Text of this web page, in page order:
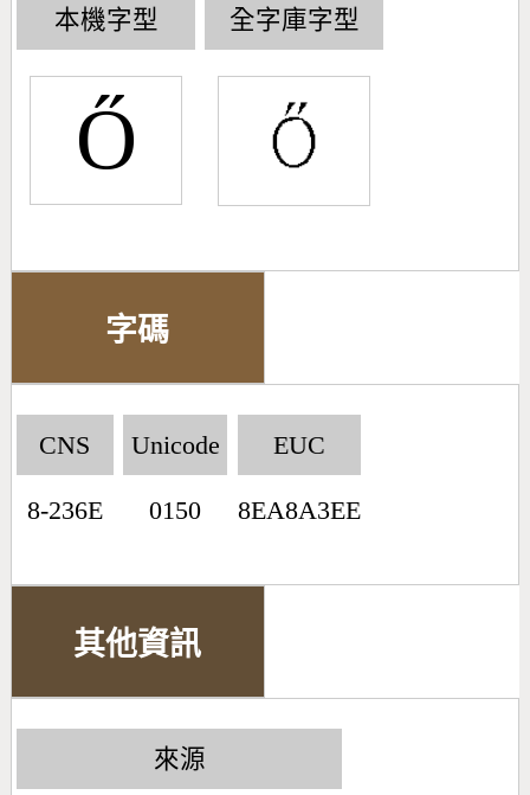
本機字型
Ő
全字庫字型
字碼
CNS
8-236E
Unicode
0150
EUC
8EA8A3EE
其他資訊
來源